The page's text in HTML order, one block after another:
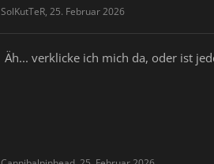
SolKutTeR, 25. Februar 2026
Äh... verklicke ich mich da, oder ist